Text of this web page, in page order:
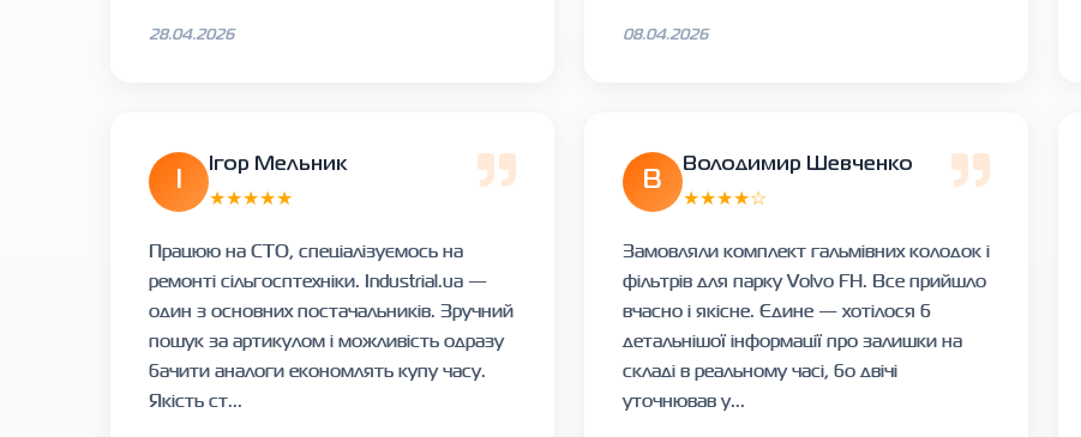
28.04.2026 08.04.2026
Ігор Мельник
★★★★★
Працюю на СТО, спеціалізуємось на
ремонті сільгосптехніки. Industrial.ua —
один з основних постачальників. Зручний
пошук за артикулом і можливість одразу
бачити аналоги економлять купу часу.
Якість ст...
В
Володимир Шевченко
★★★★☆
Замовляли комплект гальмівних колодок і
фільтрів для парку Volvo FH. Все прийшло
вчасно і якісне. Єдине — хотілося б
детальнішої інформації про залишки на
складі в реальному часі, бо двічі
уточнював у...